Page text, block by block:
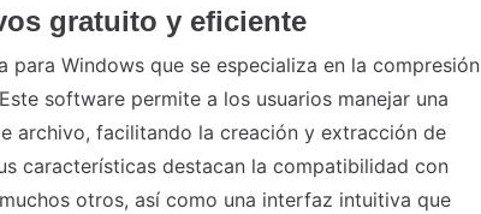
gratuito y eficiente
para Windows que se especializa en la compresión
software permite a los usuarios manejar una
archivo, facilitando la creación y extracción de
características destacan la compatibilidad con
otros, así como una interfaz intuitiva que